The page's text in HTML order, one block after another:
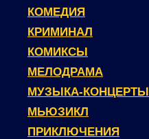
КОМЕДИЯ
КРИМИНАЛ
КОМИКСЫ
МЕЛОДРАМА
МУЗЫКА-КОНЦЕРТЫ
МЬЮЗИКЛ
ПРИКЛЮЧЕНИЯ